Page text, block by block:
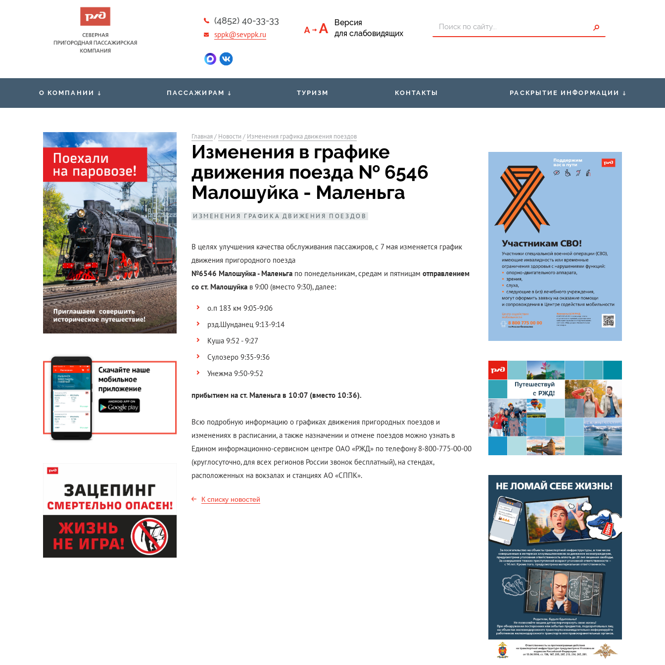
(4852) 40-33-33
sppk@sevppk.ru
Версия
для слабовидящих
О КОМПАНИИ
Вакансии
Контакты
Правила обработки и защиты
персональных данных
ПАССАЖИРАМ
Проездные документы
Билеты через мобильное
приложение
Маломобильным
пассажирам
Организованным группам
пассажиров
Сведения о страховщике
ТУРИЗМ КОНТАКТЫ РАСКРЫТИЕ ИНФОРМАЦИИ
зонах повышенной опасности,
проезда и перехода через
железнодорожные пути
Условия труда
Закупки
Нормативно-правовая база
Антикоррупционная
деятельность
Формы раскрытия информации
Главная/ Новости / Изменения графика движения поездов
Изменения в графике
движения поезда № 6546
Малошуйка - Маленьга
ИЗМЕНЕНИЯ ГРАФИКА ДВИЖЕНИЯ ПОЕЗДОВ
В целях улучшения качества обслуживания пассажиров, с 7 мая изменяется график
движения пригородного поезда
№6546 Малошуйка - Маленьга по понедельникам, средам и пятницам отправлением
со ст. Малошуйка в 9:00 (вместо 9:30), далее:
о.п 183 км 9:05-9:06
рзд.Шунданец 9:13-9:14
Куша 9:52 - 9:27
Сулозеро 9:35-9:36
Унежма 9:50-9:52
прибытием на ст. Маленьга в 10:07 (вместо 10:36).
Всю подробную информацию о графиках движения пригородных поездов и
изменениях в расписании, а также назначении и отмене поездов можно узнать в
Едином информационно-сервисном центре ОАО «РЖД» по телефону 8-800-775-00-00
(круглосуточно, для всех регионов России звонок бесплатный), на стендах,
расположенных на вокзалах и станциях АО «СППК».
К списку новостей